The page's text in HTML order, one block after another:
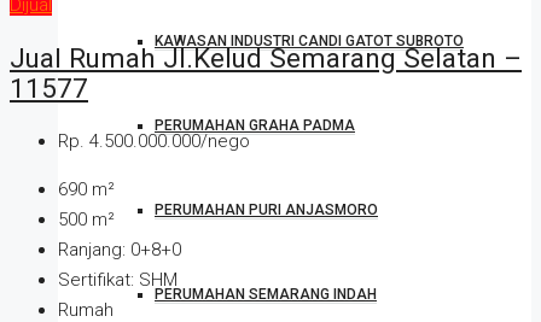
KAWASAN INDUSTRI CANDI GATOT SUBROTO
PERUMAHAN GRAHA PADMA
PERUMAHAN PURI ANJASMORO
PERUMAHAN SEMARANG INDAH
Dijual
Jual Rumah Jl.Kelud Semarang Selatan –
11577
Rp. 4.500.000.000/nego
690 m²
500 m²
Ranjang: 0+8+0
Sertifikat: SHM
Rumah